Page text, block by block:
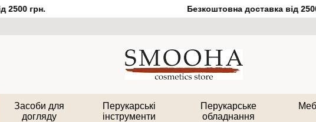
грн. Безкоштовна доставка від 2500
Засоби для
догляду
Перукарські
інструменти
Перукарське
обладнання